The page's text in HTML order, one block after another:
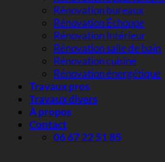
Rénovation bureaux
Rénovation Échoppe
Rénovation Intérieur
Rénovation salle de bain
Rénovation cuisine
Rénovation énergétique
Travaux pros
Travaux divers
À propos
Contact
06 67 22 51 85